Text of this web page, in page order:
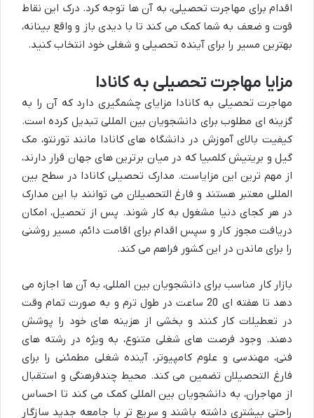
اقدام برای مهاجرت تحصیلی، به آن ها توجه کرد. درک این نقاط
قوت و ضعف به شما کمک می کند تا با دیدی باز و واقع بینانه،
بهترین مسیر را برای آینده تحصیلی و شغلی خود انتخاب کنید.
مزایا مهاجرت تحصیلی به کانادا
مهاجرت تحصیلی به کانادا مزایای چشمگیری دارد که آن را به
گزینه ای مطلوب برای دانشجویان بین المللی تبدیل کرده است.
کیفیت بالای آموزش در دانشگاه های کانادا مانند تورنتو، مک
گیل و بریتیش کلمبیا که در میان برترین های جهان قرار دارند،
از مهم ترین این مزایاست. مدارک تحصیلی کانادا در سطح بین
المللی معتبر هستند و فارغ التحصیلان می توانند با این مدارک
در هر کجای دنیا مشغول به کار شوند. پس از تحصیل، امکان
دریافت مجوز کار و سپس اقدام برای اقامت دائم، مسیر روشنی
را برای ماندن در این کشور فراهم می کند.
بازار کار مناسب برای دانشجویان بین المللی، به آن ها اجازه می
دهد تا هفته ای 20 ساعت در طول ترم و به صورت تمام وقت
در تعطیلات کار کنند و بخشی از هزینه های خود را پوشش
دهند. وجود فرصت های شغلی متنوع، به ویژه در رشته های
فنی، مهندسی و علوم کامپیوتر، آینده شغلی مطمئنی را برای
فارغ التحصیلان تضمین می کند. محیط چندفرهنگی و استقبال
از مهاجران، به دانشجویان بین المللی کمک می کند تا احساس
راحتی بیشتری داشته باشند و سریع تر با جامعه جدید سازگار